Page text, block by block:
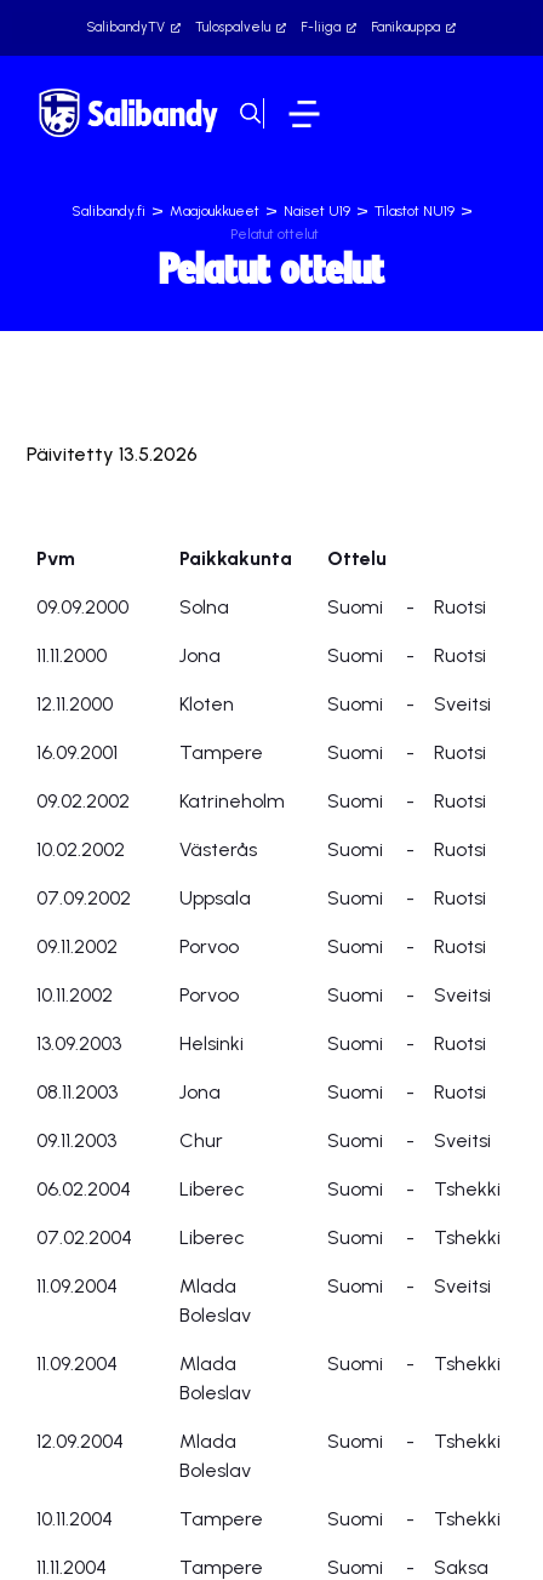
SalibandyTV Tulospalvelu F-liiga Fanikauppa
Salibandy.fi > Maajoukkueet > Naiset U19 > Tilastot NU19 >
Pelatut ottelut
Pelatut ottelut
Päivitetty 13.5.2026
Pvm Paikkakunta
Ottelu
Pvm
Paikkakunta Ottelu
09.09.2000 Solna Suomi - Ruotsi
11.11.2000 Jona Suomi - Ruotsi
12.11.2000 Kloten Suomi - Sveitsi
16.09.2001 Tampere Suomi - Ruotsi
09.02.2002 Katrineholm Suomi - Ruotsi
10.02.2002 Västerås Suomi - Ruotsi
07.09.2002 Uppsala Suomi - Ruotsi
09.11.2002 Porvoo Suomi - Ruotsi
10.11.2002 Porvoo Suomi - Sveitsi
13.09.2003 Helsinki Suomi - Ruotsi
08.11.2003 Jona Suomi - Ruotsi
09.11.2003 Chur Suomi - Sveitsi
06.02.2004 Liberec Suomi - Tshekki
07.02.2004 Liberec Suomi - Tshekki
11.09.2004
Mlada
Boleslav
Suomi - Sveitsi
11.09.2004
Mlada
Boleslav
Suomi - Tshekki
12.09.2004
Mlada
Boleslav
Suomi - Tshekki
10.11.2004 Tampere Suomi - Tshekki
11.11.2004 Tampere Suomi - Saksa